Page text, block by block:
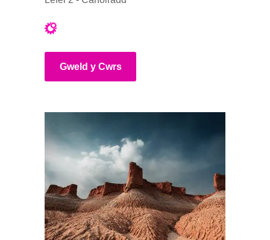
Gweld y Cwrs